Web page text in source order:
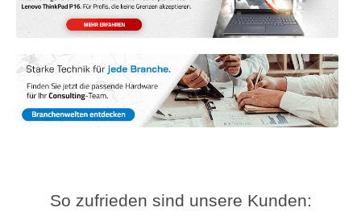
So zufrieden sind unsere Kunden: